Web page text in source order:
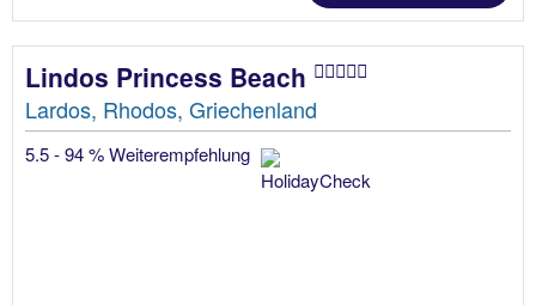
Lindos Princess Beach
Lardos, Rhodos, Griechenland
5.5 - 94 % Weiterempfehlung